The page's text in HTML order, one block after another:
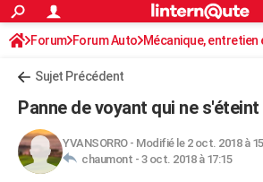
ACTUALITÉS
Politique
Société
Faits Divers
Education
Monde
Villes
+
FINANCE
Retraite
Impôts
Epargne
Immobilier
Risques naturels par ville
Banque
Assurance
Crédit
AUTO
S'inscrire
Connexion
Forum Forum Auto Mécanique, entretien
Sujet Précédent
Panne de voyant qui ne s'éteint
YVANSORRO- Modifié le 2 oct. 2018 à
chaumont - 3 oct. 2018 à 17:15